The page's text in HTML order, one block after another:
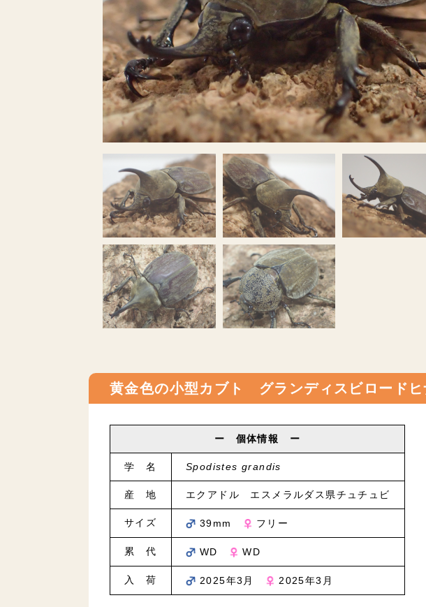
黄金色の小型カブト グランディスビロード
ー 個体情報 ー
学 名 Spodistes grandis
産 地 エクアドル エスメラルダス県チュチュビ
サイズ 39mm フリー
累 代 WD WD
入 荷 2025年3月 2025年3月